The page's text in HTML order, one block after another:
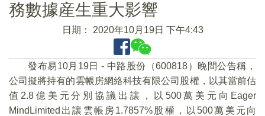
務數據産生重大影響
日期： 2020年10月19日 下午4:43
發布易10月19日 - 中路股份（600818）晚間公告稱，
公司擬將持有的雲帳房網絡科技有限公司股權，以其當前估
值2.8億美元分別協議出讓，以500萬美元向Eager
MindLimited出讓雲帳房1.7857%股權，以500萬美元向